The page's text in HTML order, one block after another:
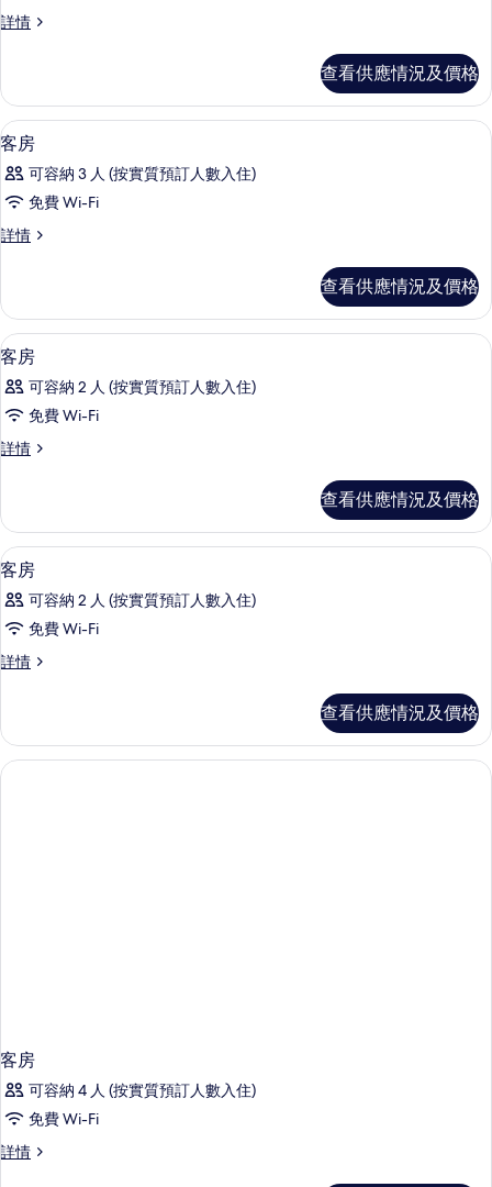
客
的
相
片
詳情
客
查看供應情況及價格
載
入
所
客
的
相
片
書桌、熨斗/熨衫板、免費 Wi-Fi、床單
1
客房
可容納 3 人 (按實質預訂人數入住)
免費 Wi-Fi
詳情
客
查看供應情況及價格
載
入
所
客
的
相
片
書桌、熨斗/熨衫板、免費 Wi-Fi、床單
1
客房
可容納 2 人 (按實質預訂人數入住)
免費 Wi-Fi
詳情
客
查看供應情況及價格
載
入
所
客
的
相
書桌、熨斗/熨衫板、免費 Wi-Fi、床單
1
客房
可容納 2 人 (按實質預訂人數入住)
免費 Wi-Fi
詳情
客
查看供應情況及價格
客房
可容納 4 人 (按實質預訂人數入住)
免費 Wi-Fi
詳情
客